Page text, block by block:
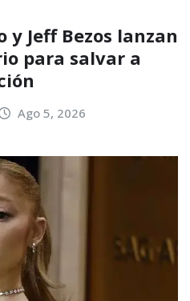
y Jeff Bezos lanzan
para salvar a
Ago 5, 2026